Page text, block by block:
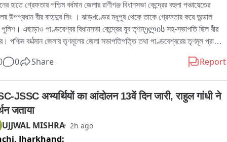
নেওয়ার দাবি জানিয়ে তিনি বলেন, আইনি পথেই এই সমস্যার সমাধান চান তাঁরা。
আর এক বিজেপি কর্মী অভিজিৎ বিশ্বাসের অভিযোগ, দীর্ঘদিন ধরে এই পরিস্থিতি
কোনও কার্যকর পদক্ষেপ নেওয়া হয়নি। তাঁর দাবি, নির্মাণস্থলে বড় বড় কাঠের বোর্ড ও
ছড়িয়ে থাকায় শিশু-সহ পথচলতি মানুষের আহত হওয়ার আশঙ্কা রয়েছে। নিত্যদিন
চলেছে। বর্তমান প্রশাসনের কাছে দ্রুত ব্যবস্থা নিয়ে রাস্তা দখলমুক্ত ও নিরাপদ করার
দাবি, রাস্তা থেকে অবিলম্বে নির্মাণসামগ্রী সরিয়ে স্বাভাবিক যান চলাচল নিশ্চিত করতে
ভবিষ্যতে যাতে জনসাধারণের ভোগান্তি না হয়, সে বিষয়ে প্রশাসনকে কড়া নজরদারি
হবে。
পুর নগরোন্নয় দপ্তররে মন্ত্রী অগ্নিমিত্রা পাল দিয়েছেন নির্মান সামগ্রি রাস্তায় ফেলে
হাতে গ্রেফতার পশ্চিম বর্ধমান জেলার রাণীগঞ্জ বিধানসভা কেন্দ্রের বহুলা পঞ্চায়েতের
উপপ্রধান বীর বাহাদুর সিং । ঝাড়খণ্ডের মধুপুর থেকে তাকে গ্রেফতার করে অন্ডাল
পুলিশ। এছাড়াও পাণ্ডবেশ্বর বিধানসভা কেন্দ্রের যুব তৃণমულის সহ-সভাপতি ছিল বীর
পশ্চিম বर्धমান জেলার তৃণমূলের জেলা সভাপতিপত্তি তথা পাণ্ডবেশ্বরের তৃণমূল প্রার্থী
অভিযোগে গ্রেফতার এই বীর বাহাদুর。
0 Share Report
JSSC अभ्यर्थियों का आंदोलन 13वें दिन जारी, राहुल गांधी ने
जताया
UJJWAL MISHRA 2h ago
Jharkhand: